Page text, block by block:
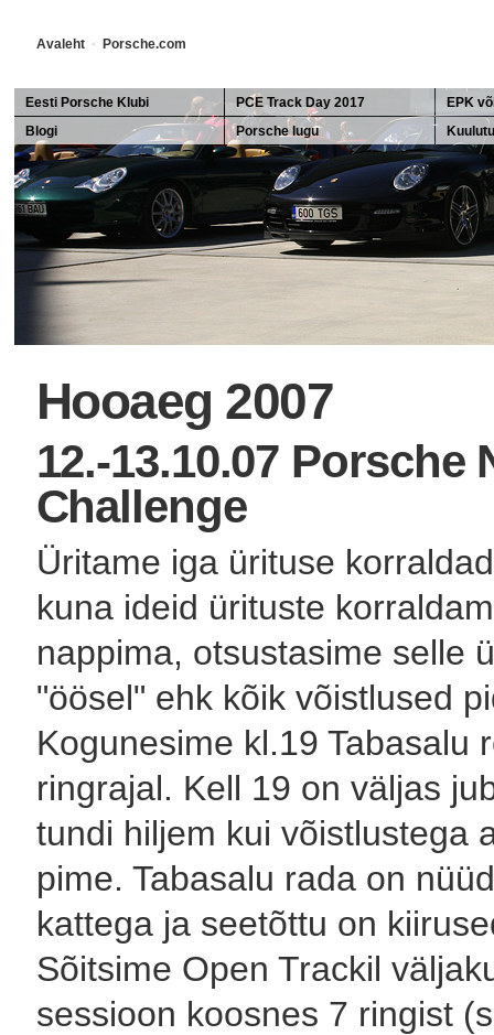
Avaleht · Porsche.com
Eesti Porsche Klubi PCE Track Day 2017
EPK
EPK
Blogi
Porsche lugu
Porsche ajalugu
911 ajalugu
Ferdinandid
Hooaeg 2007
12.-13.10.07 Porsche
Challenge
Üritame iga ürituse
kuna ideid ürituste
nappima, otsustasime selle
"öösel" ehk kõik võistlused
Kogunesime kl.19 Tabasalu
ringrajal. Kell 19 on väljas
tundi hiljem kui võistlustega
pime. Tabasalu rada on
kattega ja seetõttu on
Sõitsime Open Trackil
sessioon koosnes 7 ringist